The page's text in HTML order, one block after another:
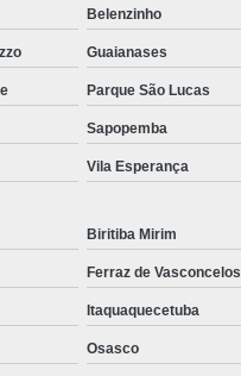
Belenzinho
Guaianases
Parque São Lucas
Sapopemba
Vila Esperança
Biritiba Mirim
Ferraz de Vasconcelos
Itaquaquecetuba
Osasco